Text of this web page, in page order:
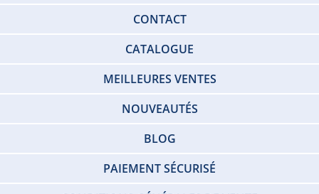
CONTACT
CATALOGUE
MEILLEURES VENTES
NOUVEAUTÉS
BLOG
PAIEMENT SÉCURISÉ